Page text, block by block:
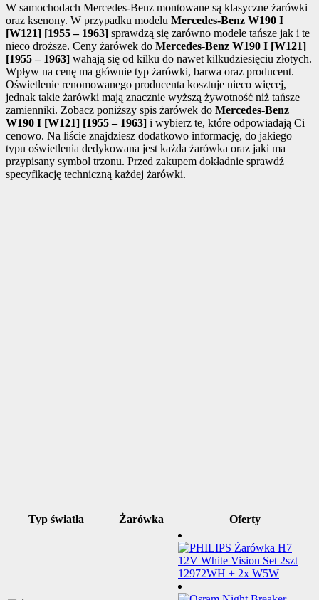
W samochodach Mercedes-Benz montowane są klasyczne żarówki
oraz ksenony. W przypadku modelu Mercedes-Benz W190 I
[W121] [1955 – 1963] sprawdzą się zarówno modele tańsze jak i te
nieco droższe. Ceny żarówek do Mercedes-Benz W190 I [W121]
[1955 – 1963] wahają się od kilku do nawet kilkudziesięciu złotych.
Wpływ na cenę ma głównie typ żarówki, barwa oraz producent.
Oświetlenie renomowanego producenta kosztuje nieco więcej,
jednak takie żarówki mają znacznie wyższą żywotność niż tańsze
zamienniki. Zobacz poniższy spis żarówek do Mercedes-Benz
W190 I [W121] [1955 – 1963] i wybierz te, które odpowiadają Ci
cenowo. Na liście znajdziesz dodatkowo informację, do jakiego
typu oświetlenia dedykowana jest każda żarówka oraz jaki ma
przypisany symbol trzonu. Przed zakupem dokładnie sprawdź
specyfikację techniczną każdej żarówki.
Typ światła Żarówka Oferty